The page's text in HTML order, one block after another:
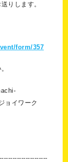
りします。
form/357
ョイワーク